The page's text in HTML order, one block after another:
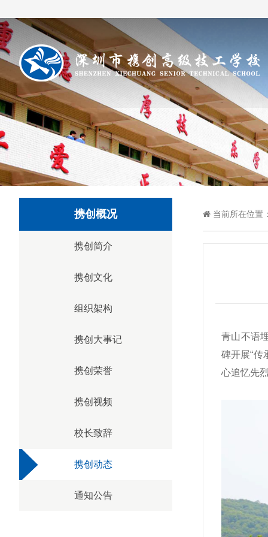
携创概况
携创简介
携创文化
组织架构
携创大事记
携创荣誉
携创视频
校长致辞
携创动态
通知公告
当前所在位置
青山不语
碑开展“传
心追忆先